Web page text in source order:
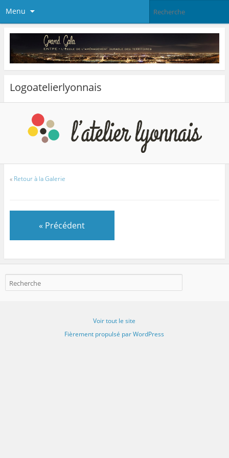
Menu
Logoatelierlyonnais
« Retour à la Galerie
« Précédent
Voir tout le site
Fièrement propulsé par WordPress